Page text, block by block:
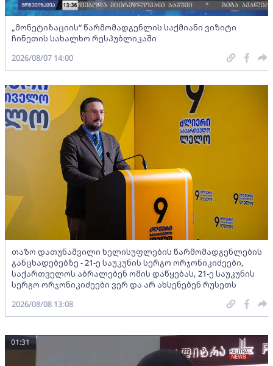
„მონეტიზაციის“ წარმომადგენლის საქმიანი ვიზიტი
ჩინეთის სახალხო რესპუბლიკაში
2026/08/07 14:00
თაზო დათუნაშვილი ხელისუფლების წარმომადგენლების
განცხადებებზე - 21-ე საუკუნის სერგო ორჯონიკიძეები,
საქართველოს აბრალებენ ომის დაწყებას, 21-ე საუკუნის
სერგო ორჯონიკიძეები ვერ და არ ახსენებენ რუსეთს
2026/08/08 13:08
01:31